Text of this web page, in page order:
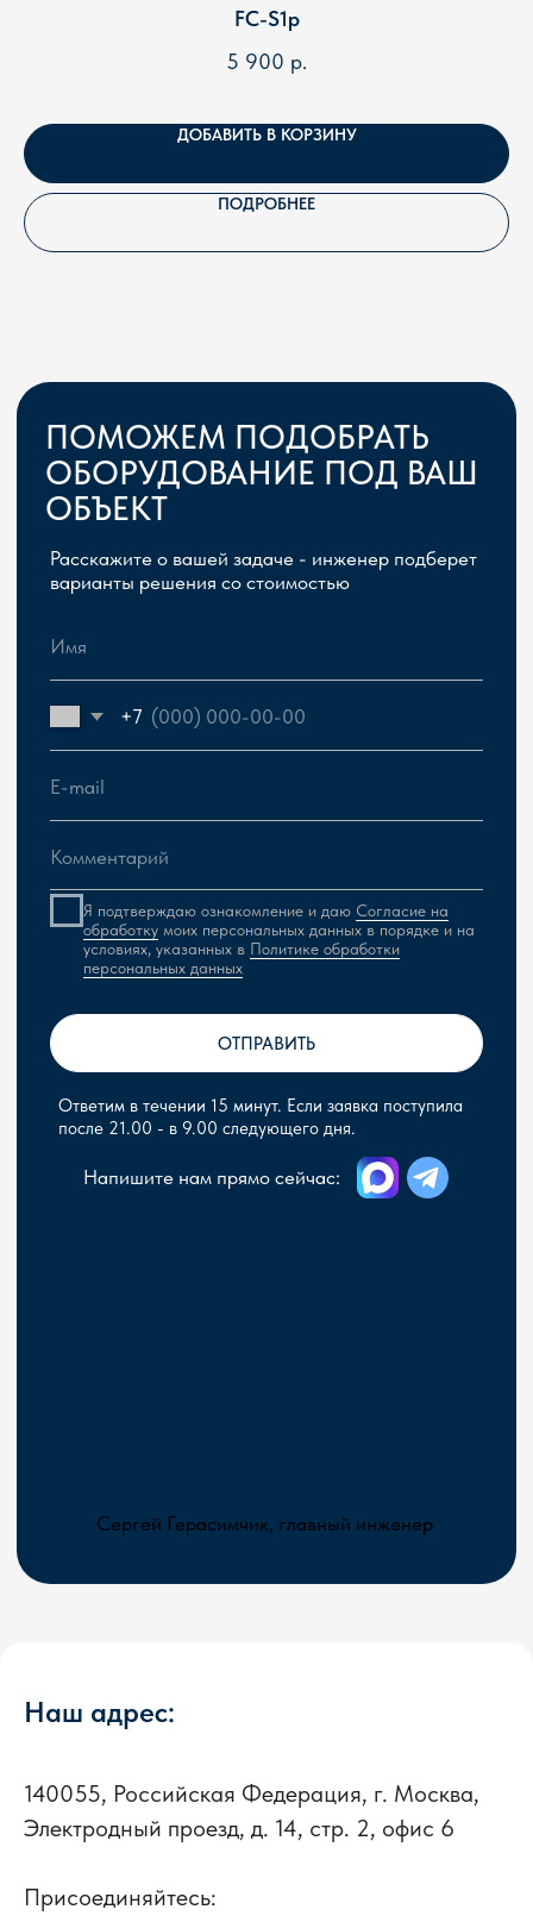
FC-S1p
5 900 р.
ДОБАВИТЬ В КОРЗИНУ
ПОДРОБНЕЕ
после 21.00 - в 9.00 следующего дня.
Наш адрес:
140055, Российская Федерация, г. Москва,
Электродный проезд, д. 14, стр. 2, офис 6
Присоединяйтесь: